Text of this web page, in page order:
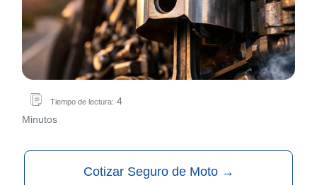
Tiempo de lectura: 4
Minutos
Cotizar Seguro de Moto →